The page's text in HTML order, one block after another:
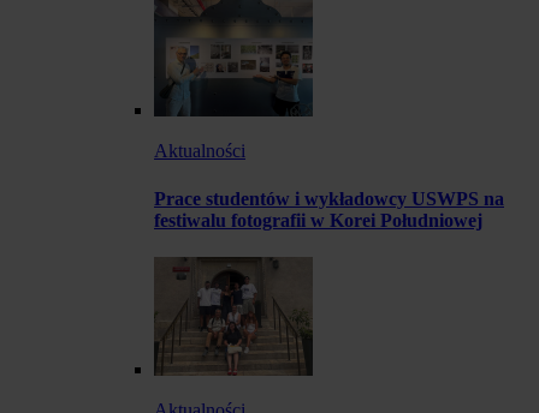
Aktualności
Prace studentów i wykładowcy USWPS na
festiwalu fotografii w Korei Południowej